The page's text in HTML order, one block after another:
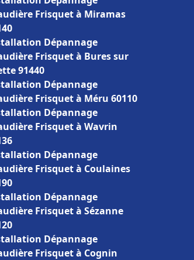
Frisquet à Miramas
Dépannage
Frisquet à Bures sur
91440
Dépannage
Frisquet à Méru 60110
Dépannage
Frisquet à Wavrin
Dépannage
Frisquet à Coulaines
Dépannage
Frisquet à Sézanne
Dépannage
Frisquet à Cognin